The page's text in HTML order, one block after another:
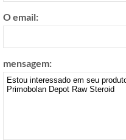
O email:
mensagem: